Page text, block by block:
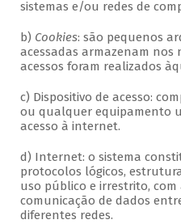
sistemas e/ou redes de
b) Cookies: são pequenos
acessadas armazenam nos
acessos foram realizados
c) Dispositivo de acesso:
ou qualquer equipamento
acesso à internet.
d) Internet: o sistema
protocolos lógicos,
uso público e irrestrito,
comunicação de dados
diferentes redes.